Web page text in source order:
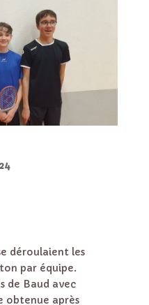
déroulaient les
par équipe.
de Baud avec
obtenue après